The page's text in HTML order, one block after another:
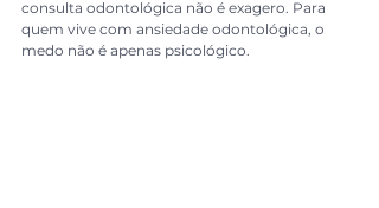
consulta odontológica não é exagero. Para
quem vive com ansiedade odontológica, o
medo não é apenas psicológico.